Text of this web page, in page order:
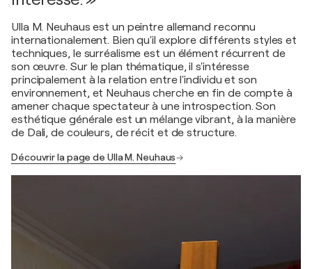
Ulla M. Neuhaus est un peintre allemand reconnu
internationalement. Bien qu'il explore différents styles et
techniques, le surréalisme est un élément récurrent de
son œuvre. Sur le plan thématique, il s'intéresse
principalement à la relation entre l'individu et son
environnement, et Neuhaus cherche en fin de compte à
amener chaque spectateur à une introspection. Son
esthétique générale est un mélange vibrant, à la manière
de Dali, de couleurs, de récit et de structure.
Découvrir la page de Ulla M. Neuhaus